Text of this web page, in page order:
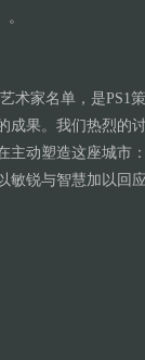
术家名单，是PS1
成果。我们热烈的
主动塑造这座城市
敏锐与智慧加以回